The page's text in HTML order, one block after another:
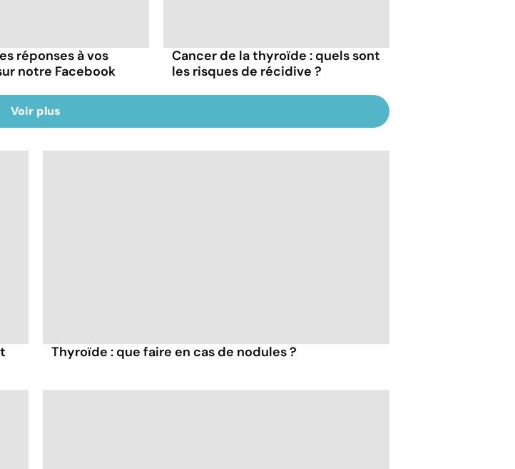
réponses à vos
notre Facebook
Cancer de la thyroïde : quels sont
les risques de récidive ?
Voir plus
Thyroïde : que faire en cas de nodules ?